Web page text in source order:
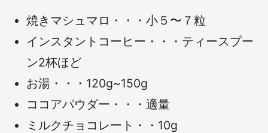
焼きマシュマロ・・・小５〜７粒
インスタントコーヒー・・・ティースプー
ン2杯ほど
お湯・・・120g~150g
ココアパウダー・・・適量
ミルクチョコレート・・10g